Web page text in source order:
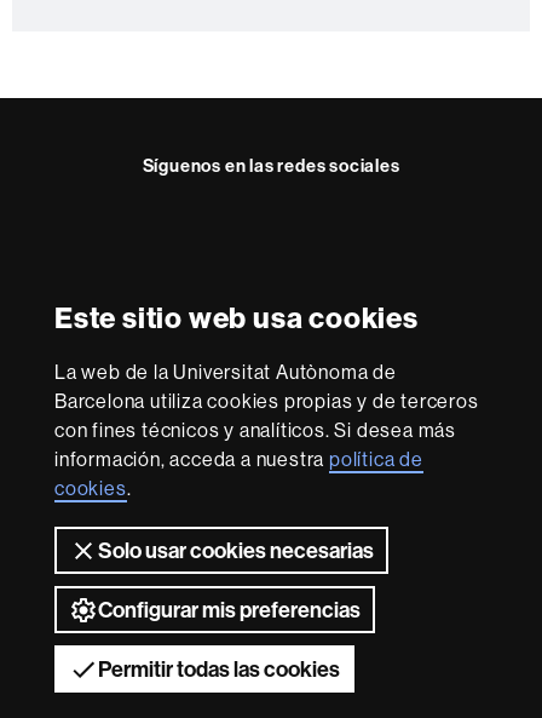
Este sitio web usa cookies
La web de la Universitat Autònoma de
Barcelona utiliza cookies propias y de terceros
con fines técnicos y analíticos. Si desea más
información, acceda a nuestrapolítica de
cookies.
Solo usar cookies necesarias
Configurar mis preferencias
Permitir todas las cookies
Síguenos en las redes sociales
Excellence
Research
-
Euraxess
Con la financiación de
Sobre
esta
web Aviso legal Protección de datos
web Accesibilidad web Mapa del web UAB
2026 Universitat Autònoma de Barcelona